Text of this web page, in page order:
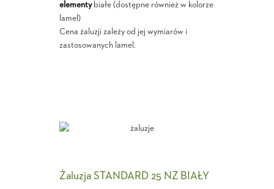
elementybiałe (dostępne również w kolorze
lamel)
Cena żaluzji zależy od jej wymiarów i
zastosowanych lamel.
Żaluzja STANDARD 25 NZ BIAŁY